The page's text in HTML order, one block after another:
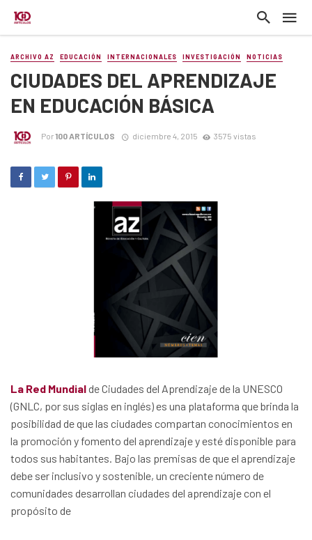
ARCHIVO AZ EDUCACIÓN INTERNACIONALES INVESTIGACIÓN NOTICIAS
CIUDADES DEL APRENDIZAJE
EN EDUCACIÓN BÁSICA
Por100 ARTÍCULOS diciembre 4, 2015 3575 vistas
La Red Mundialde Ciudades del Aprendizaje de la UNESCO
(GNLC, por sus siglas en inglés) es una plataforma que brinda la
posibilidad de que las ciudades compartan conocimientos en
la promoción y fomento del aprendizaje y esté disponible para
todos sus habitantes. Bajo las premisas de que el aprendizaje
debe ser inclusivo y sostenible, un creciente número de
comunidades desarrollan ciudades del aprendizaje con el
propósito de